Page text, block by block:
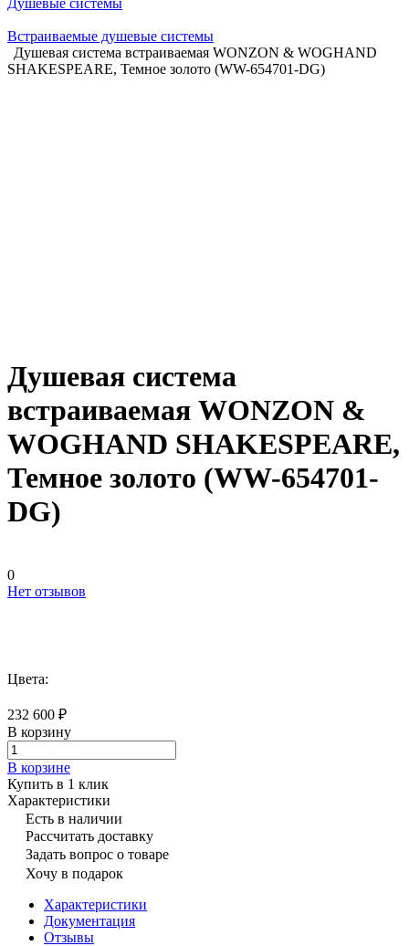
Душевые системы
Встраиваемые душевые системы
Душевая система встраиваемая WONZON & WOGHAND
SHAKESPEARE, Темное золото (WW-654701-DG)
Душевая система
встраиваемая WONZON &
WOGHAND SHAKESPEARE,
Темное золото (WW-654701-
DG)
0
Нет отзывов
Цвета:
232 600 ₽
В корзину
В корзине
Купить в 1 клик
Характеристики
Есть в наличии
Рассчитать доставку
Задать вопрос о товаре
Хочу в подарок
Характеристики
Документация
Отзывы